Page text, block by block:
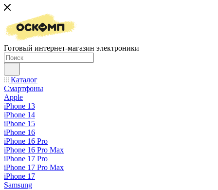
Готовый интернет-магазин электроники
Каталог
Смартфоны
Apple
iPhone 13
iPhone 14
iPhone 15
iPhone 16
iPhone 16 Pro
iPhone 16 Pro Max
iPhone 17 Pro
iPhone 17 Pro Max
iPhone 17
Samsung